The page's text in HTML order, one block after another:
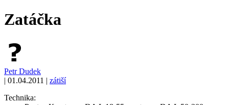
Zatáčka
Petr Dudek
| 01.04.2011 | zátiší
Technika: